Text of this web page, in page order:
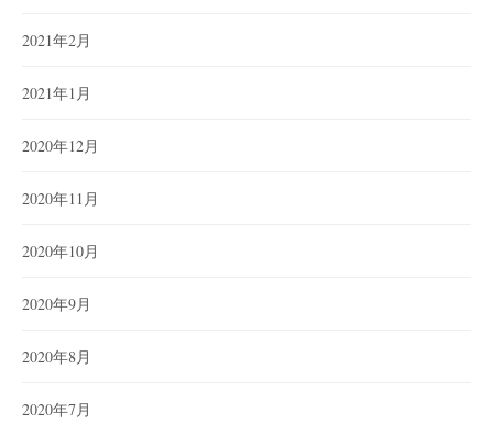
2021年2月
2021年1月
2020年12月
2020年11月
2020年10月
2020年9月
2020年8月
2020年7月